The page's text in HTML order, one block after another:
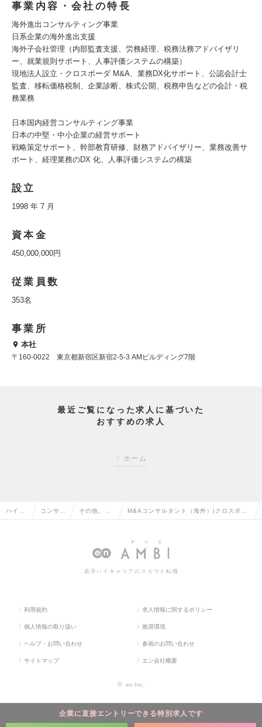
事業内容・会社の特長
海外進出コンサルティング事業
日系企業の海外進出支援
海外子会社管理（内部監査支援、労務経理、税務法務アドバイザリ
ー、就業規則サポート、人事評価システムの構築）
現地法人設立・クロスボーダ M&A、業務DX化サポート、公認会計士
監査、移転価格税制、企業診断、株式公開、税務申告などの会計・税
務業務
日本国内経営コンサルティング事業
日本の中堅・中小企業の経営サポート
戦略策定サポート、幹部教育研修、財務アドバイザリー、業務改善サ
ポート、経理業務のDX 化、人事評価システムの構築
設立
1998 年 7 月
資本金
450,000,000円
従業員数
353名
事業所
本社
〒160-0022 東京都新宿区新宿2-5-3 AMビルディング7階
最近ご覧になった求人に基づいた
おすすめの求人
ホーム
企業に直接エントリーできる特別求人です
ハイク コンサル その他、コ
ト系の転職
M&Aコンサルタント（海外）|クロスボー
の実現を支援する。の求人情報
若手ハイキャリアのスカウト転職
利用規約 求人情報に関するポリシー
個人情報の取り扱い 推奨環境
ヘルプ・お問い合わせ 参画のお問い合わせ
サイトマップ エン会社概要
© en Inc.